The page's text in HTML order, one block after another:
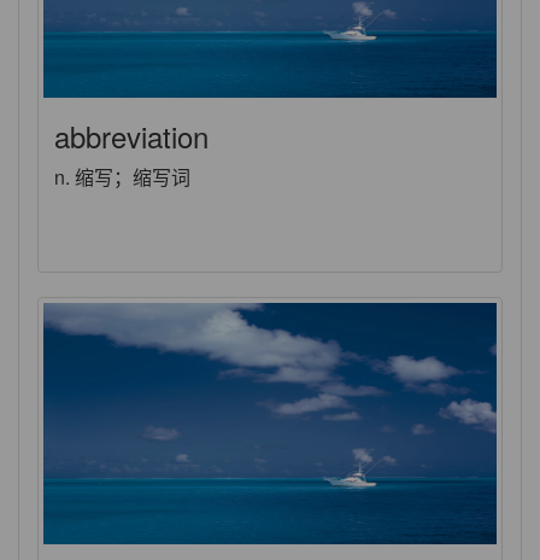
abbreviation
n. 缩写；缩写词